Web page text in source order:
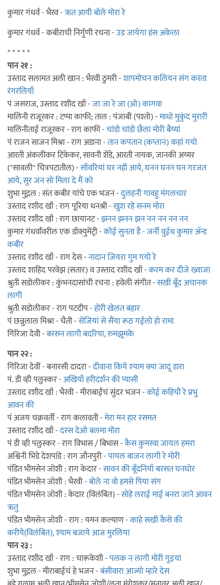
कुमार गंधर्व - भैरव -ऋत आयी बोले मोरा रे
कुमार गंधर्व - कबीराची निर्गुणी रचना -उड जायेगा हंस अकेला
* * * * *
पान २१ :
उस्ताद सलामत अली खान : भैरवी ठुमरी -शापमोचन कलियन संग करता
रंगरलियाँ
पं जसराज, उस्ताद रशीद खाँ -जा जा रे जा (ओ) कागवा
मालिनी राजूरकर : टप्पा काफी; ताल : पंजाबी (पश्तो) -माधो मुकुंद मुरारी
मालिनीताई राजूरकर - राग काफी -चांडो चांडो छैला मोरी बैय्यां
पं राजन साजन मिश्रा - राग अडाना -तान कपतान (कप्तान) कहां गयो
आरती अंकलीकर टिकेकर, सावनी शेंडे, आरती नायक, जानकी अय्यर
(''सावली'' चित्रपटातील) -साँवरियां घर नही आये, घनन घनन घन गरजत
आये, सुर जन सो मिला दे मैं को
शुभा मुद्गल : संत कबीर यांचे एक भजन -दुलहनी गावहु मंगलचार
उस्ताद रशीद खाँ : राग पूरिया धनश्री -खुश रहे सनम मोरा
उस्ताद रशीद खाँ : राग छायानट -झनन झनन झन नन नन नन नन
कुमार गंधर्वांवरील एक डॉक्युमेंट्री -कोई सुनता है - जर्नी वुईथ कुमार अ‍ॅन्ड
कबीर
उस्ताद रशीद खाँ - राग देस -नादान जियरा गुम गयो रे
उस्ताद शाहिद परवेझ (सतार) व उस्ताद रशीद खाँ -करम कर दीजे ख्वाजा
श्रुती सडोलीकर : कुंभनदासांची रचना : हवेली संगीत -सखी बूँद अचानक
लागी
श्रुती सडोलीकर - राग पटदीप -होरी खेलत बहार
पं छन्नुलाल मिश्रा - चैती -सेजियां से सैंया रूठ गईलो हो रामा
गिरिजा देवी -बरसन लागी बदरिया, रुमझूमके
पान २२ :
गिरिजा देवीं - बनारसी दादरा -दीवाना किये श्याम क्या जादू डारा
पं. डी व्ही पलुस्कर -अखियाँ हरीदर्शन की प्यासी
उस्ताद रशीद खाँ : भैरवी - मीराबाईंचं सुंदर भजन -कोई कहियौ रे प्रभु
आवन की
पं अजय चक्रवर्ती - राग कलावती -मेरा मन हार रसमत
उस्ताद रशीद खाँ -दरस देओ बलमा मोरा
पं डी व्ही पलुस्कर - राग विभास / बिभास -कैस कुमरवा जायल हमरा
अश्विनी भिडे देशपांडे : राग जौनपुरी -पायल बाजन लागी रे मोरी
पंडित भीमसेन जोशी : राग केदार -सावन की बूँदनियाँ बरसत घनघोर
पंडित भीमसेन जोशी : भैरवी -बोले ना वो हमसे पिया संग
पंडित भीमसेन जोशी : केदार (विलंबित) -सोहे लराई माई बनरा जाने आवन
ऋतु
पंडित भीमसेन जोशी - राग : यमन कल्याण -काहे सखी कैसे की
करीये(विलंबित), श्याम बजाये आज मुरलिया
पान २३ :
उस्ताद रशीद खाँ - राग : चारूकेशी -पलक न लागी मोरी गुइयां
शुभा मुद्गल - मीराबाईचं हे भजन -बंसीवारा आज्यो म्हारे देस